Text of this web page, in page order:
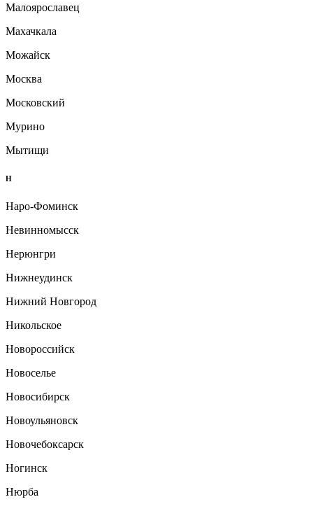
Малоярославец
Махачкала
Можайск
Москва
Московский
Мурино
Мытищи
Н
Наро-Фоминск
Невинномысск
Нерюнгри
Нижнеудинск
Нижний Новгород
Никольское
Новороссийск
Новоселье
Новосибирск
Новоульяновск
Новочебоксарск
Ногинск
Нюрба